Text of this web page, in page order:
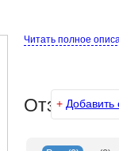
Читать полное
Отзывы
+ Добавить